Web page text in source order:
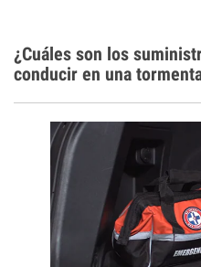
¿Cuáles son los
conducir en una